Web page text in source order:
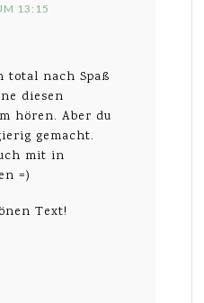
13:15
total nach Spaß
diesen
hören. Aber du
gemacht.
mit in
=)
Text!